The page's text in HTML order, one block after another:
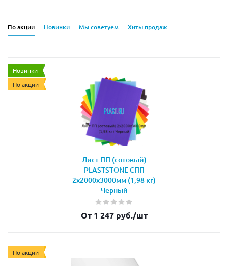
По акции Новинки Мы советуем Хиты продаж
Новинки
По акции
Лист ПП (сотовый)
PLASTSTONE СПП
2х2000х3000мм (1,98 кг)
Черный
От 1 247 руб./шт
По акции